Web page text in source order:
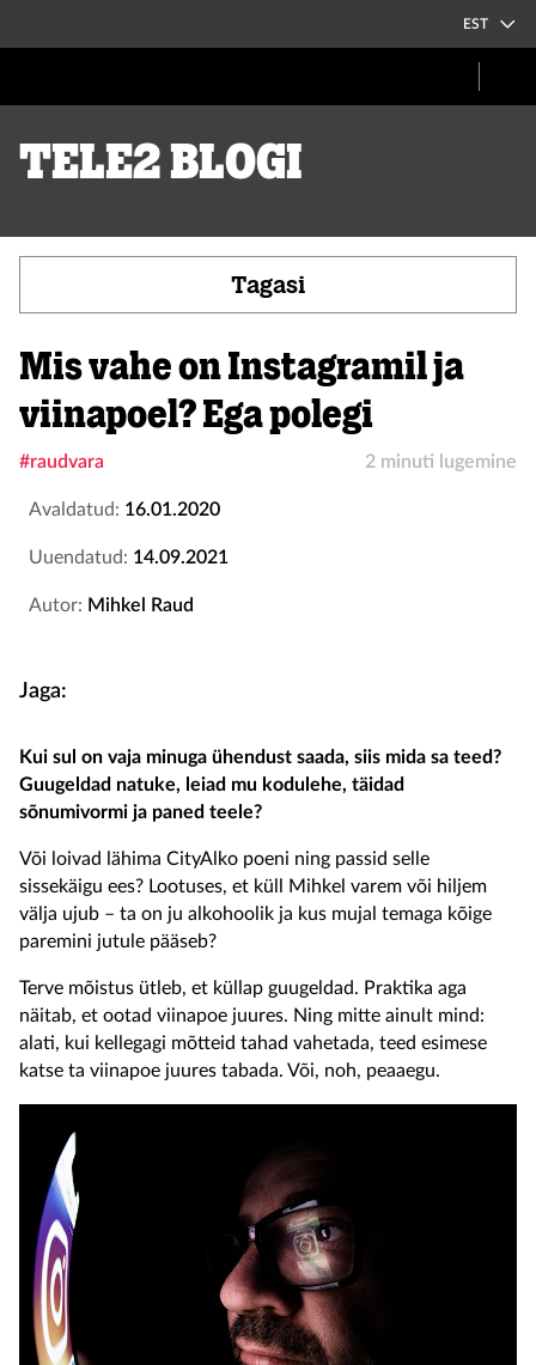
EST
Tele2 blogi
Tagasi
Mis vahe on Instagramil ja
viinapoel? Ega polegi
#raudvara 2 minuti lugemine
Avaldatud: 16.01.2020
Uuendatud: 14.09.2021
Autor: Mihkel Raud
Jaga:
Kui sul on vaja minuga ühendust saada, siis mida sa teed?
Guugeldad natuke, leiad mu kodulehe, täidad
sõnumivormi ja paned teele?
Või loivad lähima CityAlko poeni ning passid selle
sissekäigu ees? Lootuses, et küll Mihkel varem või hiljem
välja ujub – ta on ju alkohoolik ja kus mujal temaga kõige
paremini jutule pääseb?
Terve mõistus ütleb, et küllap guugeldad. Praktika aga
näitab, et ootad viinapoe juures. Ning mitte ainult mind:
alati, kui kellegagi mõtteid tahad vahetada, teed esimese
katse ta viinapoe juures tabada. Või, noh, peaaegu.